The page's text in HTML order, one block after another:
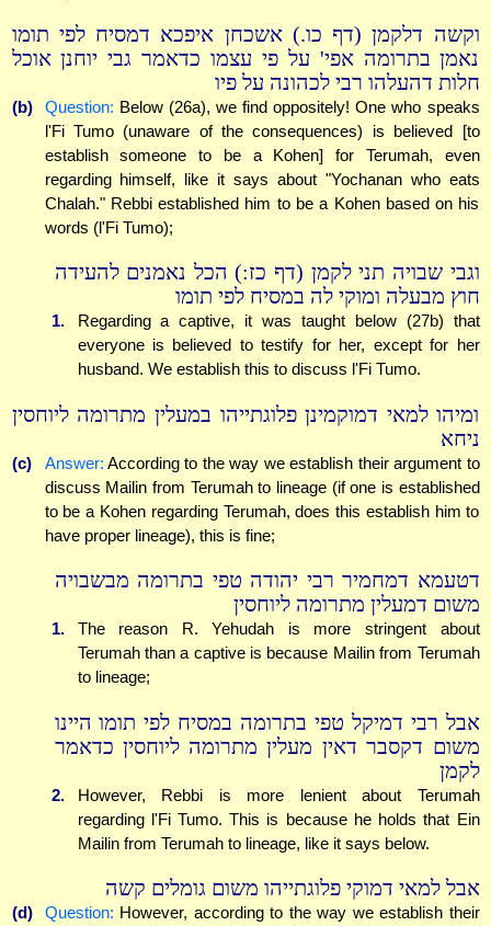
וקשה דלקמן (דף כו.) אשכחן איפכא דמסיח לפי תומו
נאמן בתרומה אפי' על פי עצמו כדאמר גבי יוחנן אוכל
חלות דהעלהו רבי לכהונה על פיו
(b) Question: Below (26a), we find oppositely! One who speaks
l'Fi Tumo (unaware of the consequences) is believed [to
establish someone to be a Kohen] for Terumah, even
regarding himself, like it says about "Yochanan who eats
Chalah." Rebbi established him to be a Kohen based on his
words (l'Fi Tumo);
וגבי שבויה תני לקמן (דף כז:) הכל נאמנים להעידה
חוץ מבעלה ומוקי לה במסיח לפי תומו
1.
Regarding a captive, it was taught below (27b) that
everyone is believed to testify for her, except for her
husband. We establish this to discuss l'Fi Tumo.
ומיהו למאי דמוקמינן פלוגתייהו במעלין מתרומה ליוחסין
ניחא
(c) Answer: According to the way we establish their argument to
discuss Mailin from Terumah to lineage (if one is established
to be a Kohen regarding Terumah, does this establish him to
have proper lineage), this is fine;
דטעמא דמחמיר רבי יהודה טפי בתרומה מבשבויה
משום דמעלין מתרומה ליוחסין
1.
The reason R. Yehudah is more stringent about
Terumah than a captive is because Mailin from Terumah
to lineage;
אבל רבי דמיקל טפי בתרומה במסיח לפי תומו היינו
משום דקסבר דאין מעלין מתרומה ליוחסין כדאמר
לקמן
2.
However, Rebbi is more lenient about Terumah
regarding l'Fi Tumo. This is because he holds that Ein
Mailin from Terumah to lineage, like it says below.
אבל למאי דמוקי פלוגתייהו משום גומלים קשה
(d) Question: However, according to the way we establish their